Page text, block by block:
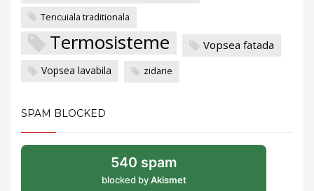
Tencuiala traditionala
Termosisteme Vopsea fatada
Vopsea lavabila zidarie
SPAM BLOCKED
540 spam
blocked byAkismet